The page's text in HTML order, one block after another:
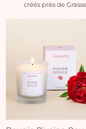
créés près de